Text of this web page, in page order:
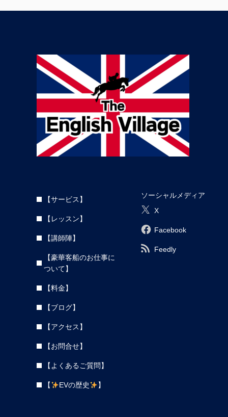
【サービス】
【レッスン】
【講師陣】
【豪華客船のお仕事に
ついて】
【料金】
【ブログ】
【アクセス】
【お問合せ】
【よくあるご質問】
【 EVの歴史 】
ソーシャルメディア
X
Facebook
Feedly